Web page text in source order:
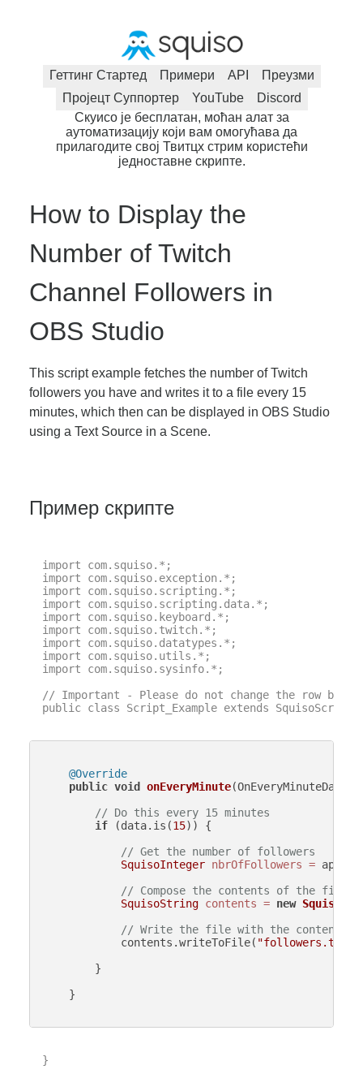
Геттинг Стартед Примери API
Преузми
Пројецт Суппортер
YouTube
Discord
Скуисо је бесплатан, моћан алат за
аутоматизацију који вам омогућава да
прилагодите свој Твитцх стрим користећи
једноставне скрипте.
How to Display the
Number of Twitch
Channel Followers in
OBS Studio
This script example fetches the number of Twitch
followers you have and writes it to a file every 15
minutes, which then can be displayed in OBS Studio
using a Text Source in a Scene.
Пример скрипте
import com.squiso.*;
import com.squiso.exception.*;
import com.squiso.scripting.*;
import com.squiso.scripting.data.*;
import com.squiso.keyboard.*;
import com.squiso.twitch.*;
import com.squiso.datatypes.*;
import com.squiso.utils.*;
import com.squiso.sysinfo.*;
// Important - Please do not change the row
public class Script_Example extends SquisoScript
@Override
public void onEveryMinute
// Do this every 15 minutes
if (data.is(15)) {
// Get the number of followers
SquisoInteger nbrOfFollowers =
// Compose the contents of the file
SquisoString contents = new
// Write the file with the contents
            contents.writeToFile(
"followers.txt"
        }
    }
}